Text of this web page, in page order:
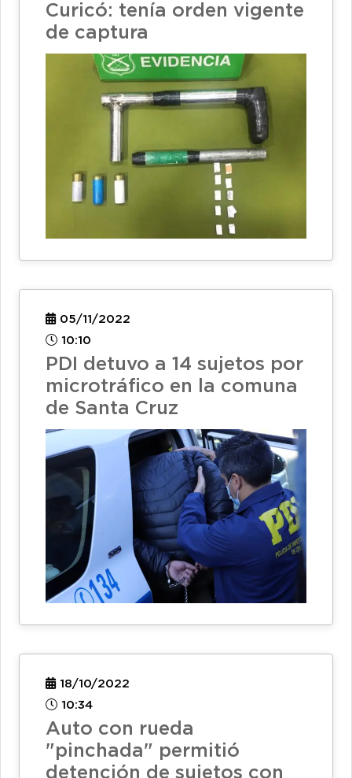
Curicó: tenía orden vigente
de captura
05/11/2022
10:10
PDI detuvo a 14 sujetos por
microtráfico en la comuna
de Santa Cruz
18/10/2022
10:34
Auto con rueda
"pinchada" permitió
detención de sujetos con